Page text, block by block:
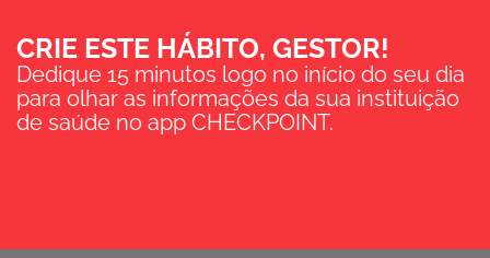
CRIE ESTE HÁBITO, GESTOR!
Dedique 15 minutos logo no início do seu dia
para olhar as informações da sua instituição
de saúde no app CHECKPOINT.